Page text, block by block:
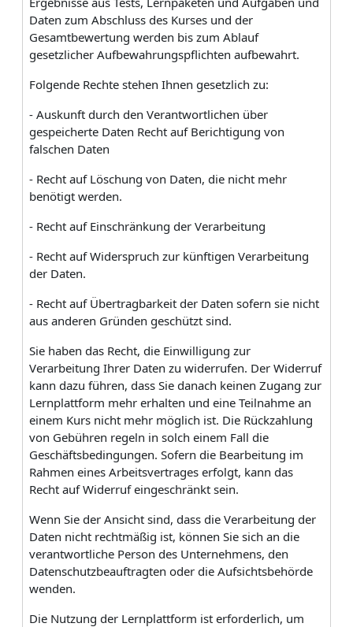
Daten zum Abschluss des Kurses und der
Gesamtbewertung werden bis zum Ablauf
gesetzlicher Aufbewahrungspflichten aufbewahrt.
Folgende Rechte stehen Ihnen gesetzlich zu:
- Auskunft durch den Verantwortlichen über
gespeicherte Daten Recht auf Berichtigung von
falschen Daten
- Recht auf Löschung von Daten, die nicht mehr
benötigt werden.
- Recht auf Einschränkung der Verarbeitung
- Recht auf Widerspruch zur künftigen Verarbeitung
der Daten.
- Recht auf Übertragbarkeit der Daten sofern sie nicht
aus anderen Gründen geschützt sind.
Sie haben das Recht, die Einwilligung zur
Verarbeitung Ihrer Daten zu widerrufen. Der Widerruf
kann dazu führen, dass Sie danach keinen Zugang zur
Lernplattform mehr erhalten und eine Teilnahme an
einem Kurs nicht mehr möglich ist. Die Rückzahlung
von Gebühren regeln in solch einem Fall die
Geschäftsbedingungen. Sofern die Bearbeitung im
Rahmen eines Arbeitsvertrages erfolgt, kann das
Recht auf Widerruf eingeschränkt sein.
Wenn Sie der Ansicht sind, dass die Verarbeitung der
Daten nicht rechtmäßig ist, können Sie sich an die
verantwortliche Person des Unternehmens, den
Datenschutzbeauftragten oder die Aufsichtsbehörde
wenden.
Die Nutzung der Lernplattform ist erforderlich, um